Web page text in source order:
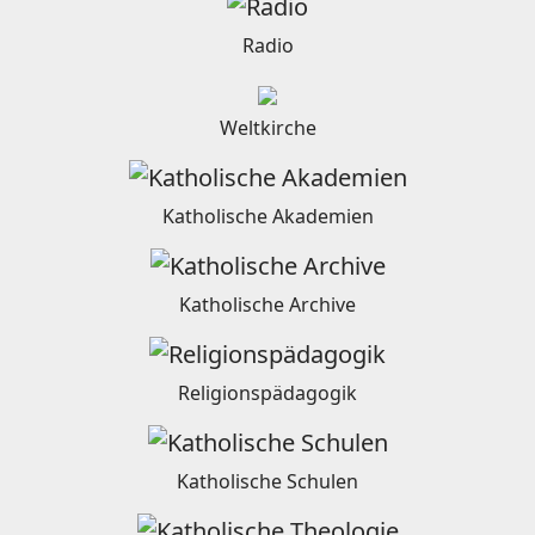
Radio
Weltkirche
Katholische Akademien
Katholische Archive
Religionspädagogik
Katholische Schulen